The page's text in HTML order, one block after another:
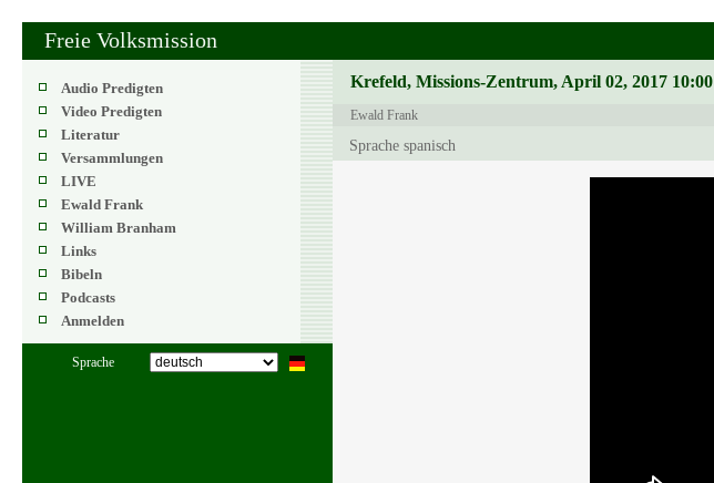
Freie Volksmission
Audio Predigten
Video Predigten
Literatur
Versammlungen
LIVE
Ewald Frank
William Branham
Links
Bibeln
Podcasts
Anmelden
Sprache
Krefeld, Missions-Zentrum, April 02, 2017 10:00
Ewald Frank
Sprache spanisch